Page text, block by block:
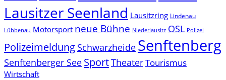
Lausitzer Seenland Lausitzring Lindenau
Lübbenau Motorsport neue Bühne Niederlausitz OSL Polizei
Polizeimeldung Schwarzheide Senftenberg
Senftenberger See SportTheaterTourismus
Wirtschaft